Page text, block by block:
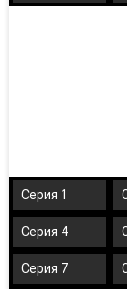
Серия 1
Серия 4
Серия 7